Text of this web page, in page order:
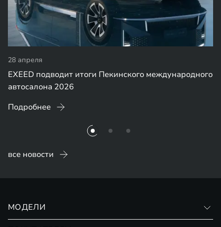
28 апреля
EXEED подводит итоги Пекинского международного
автосалона 2026
Подробнее
все новости
МОДЕЛИ